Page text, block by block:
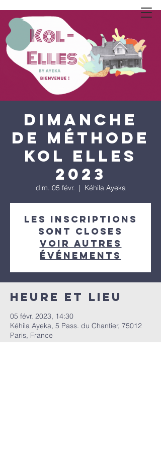
Dimanche
de méthode
KOL ELLES
2023
dim. 05 févr.
  |
Kéhila Ayeka
Les inscriptions
sont closes
Voir autres
événements
Heure et lieu
05 févr. 2023, 14:30
Kéhila Ayeka, 5 Pass. du Chantier, 75012
Paris, France